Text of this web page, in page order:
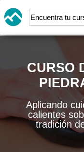
CURSO
Aplicando
calientes
tradición